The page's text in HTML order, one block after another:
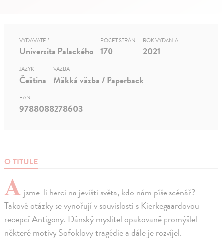
O TITULE
A jsme-li herci na jevišti světa, kdo nám píše scénář? –
Takové otázky se vynořují v souvislosti s Kierkegaardovou
recepcí Antigony. Dánský myslitel opakovaně promýšlel
některé motivy Sofoklovy tragédie a dále je rozvíjel.
VYDAVATEĽ
Univerzita Palackého
POČET STRÁN
170
ROK VYDANIA
2021
JAZYK
Čeština
VÄZBA
Mäkká väzba / Paperback
EAN
9788088278603